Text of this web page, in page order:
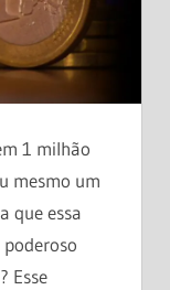
1 milhão
mesmo um
que essa
Esse